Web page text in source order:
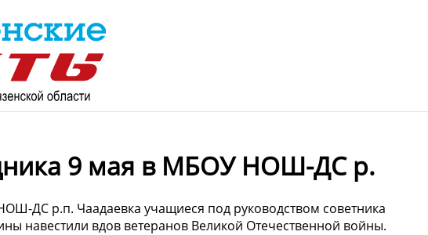
9 мая в МБОУ НОШ-ДС р.
ДС р.п. Чаадаевка учащиеся под руководством советника
навестили вдов ветеранов Великой Отечественной войны.